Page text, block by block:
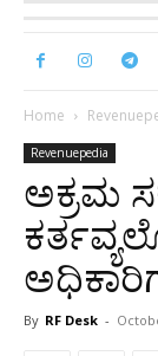
Home
Revenuepedia
ಅಕ್ರಮ
By RF Desk -